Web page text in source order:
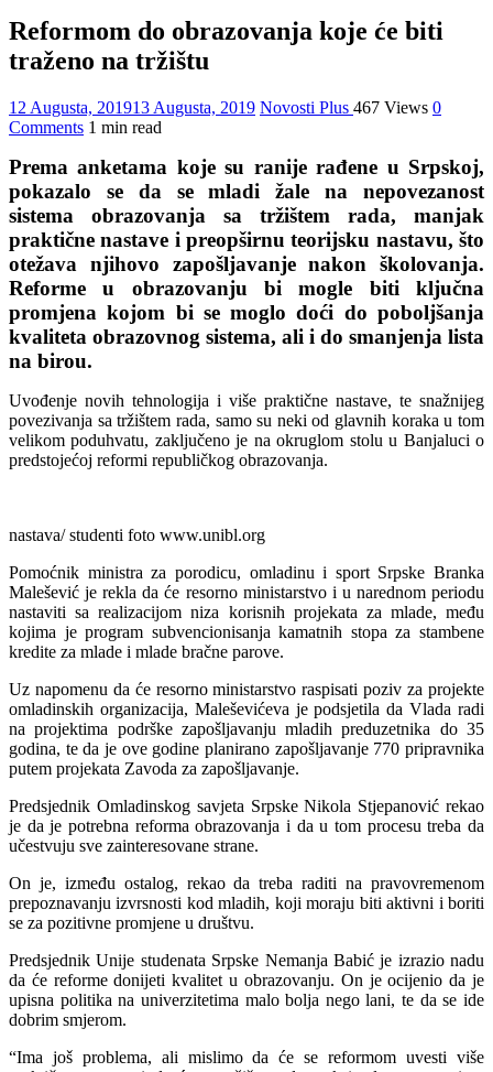
Reformom do obrazovanja koje će biti
traženo na tržištu
12 Augusta, 201913 Augusta, 2019 Novosti Plus 467 Views 0
Comments 1 min read
Prema anketama koje su ranije rađene u Srpskoj,
pokazalo se da se mladi žale na nepovezanost
sistema obrazovanja sa tržištem rada, manjak
praktične nastave i preopširnu teorijsku nastavu, što
otežava njihovo zapošljavanje nakon školovanja.
Reforme u obrazovanju bi mogle biti ključna
promjena kojom bi se moglo doći do poboljšanja
kvaliteta obrazovnog sistema, ali i do smanjenja lista
na birou.
Uvođenje novih tehnologija i više praktične nastave, te snažnijeg
povezivanja sa tržištem rada, samo su neki od glavnih koraka u tom
velikom poduhvatu, zaključeno je na okruglom stolu u Banjaluci o
predstojećoj reformi republičkog obrazovanja.
nastava/ studenti foto www.unibl.org
Pomoćnik ministra za porodicu, omladinu i sport Srpske Branka
Malešević je rekla da će resorno ministarstvo i u narednom periodu
nastaviti sa realizacijom niza korisnih projekata za mlade, među
kojima je program subvencionisanja kamatnih stopa za stambene
kredite za mlade i mlade bračne parove.
Uz napomenu da će resorno ministarstvo raspisati poziv za projekte
omladinskih organizacija, Maleševićeva je podsjetila da Vlada radi
na projektima podrške zapošljavanju mladih preduzetnika do 35
godina, te da je ove godine planirano zapošljavanje 770 pripravnika
putem projekata Zavoda za zapošljavanje.
Predsjednik Omladinskog savjeta Srpske Nikola Stjepanović rekao
je da je potrebna reforma obrazovanja i da u tom procesu treba da
učestvuju sve zainteresovane strane.
On je, između ostalog, rekao da treba raditi na pravovremenom
prepoznavanju izvrsnosti kod mladih, koji moraju biti aktivni i boriti
se za pozitivne promjene u društvu.
Predsjednik Unije studenata Srpske Nemanja Babić je izrazio nadu
da će reforme donijeti kvalitet u obrazovanju. On je ocijenio da je
upisna politika na univerzitetima malo bolja nego lani, te da se ide
dobrim smjerom.
“Ima još problema, ali mislimo da će se reformom uvesti više